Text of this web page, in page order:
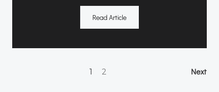
Read Article
Page
1 Page
2 Next